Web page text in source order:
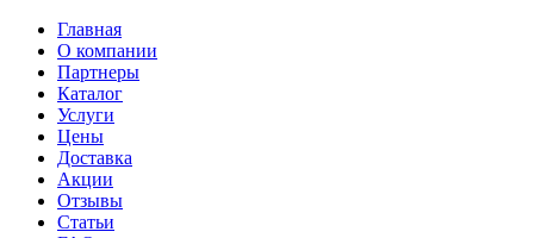
Главная
О компании
Партнеры
Каталог
Услуги
Цены
Доставка
Акции
Отзывы
Статьи